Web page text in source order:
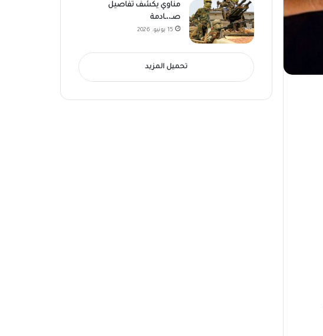
مناوي يكشف تفاصيل
صـ،،ـادمة
15 يونيو، 2026
تحميل المزيد